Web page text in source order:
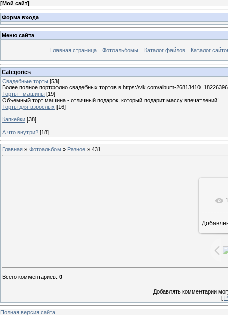
[Мой сайт]
Форма входа
Меню сайта
Главная страница Фотоальбомы Каталог файлов Каталог
Categories
Свадебные торты [53]
Более полное портфолио свадебных тортов в https://vk.com/album-
Торты - машины [19]
Объемный торт машина - отличный подарок, который подарит массу впечатлений!
Торты для взрослых [16]
Капкейки [38]
А что внутри? [18]
Главная » Фотоальбом » Разное » 431
Всего комментариев: 0
Добавлять комментарии
[
Полная версия сайта